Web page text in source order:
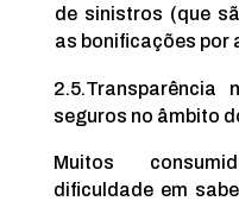
de sinistros (que
as bonificações por
2.5.Transparência
seguros no âmbito
Muitos
dificuldade em